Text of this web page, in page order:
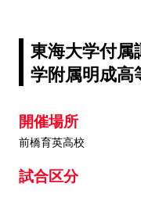
東海大学付
学附属明成高
開催場所
前橋育英高校
試合区分